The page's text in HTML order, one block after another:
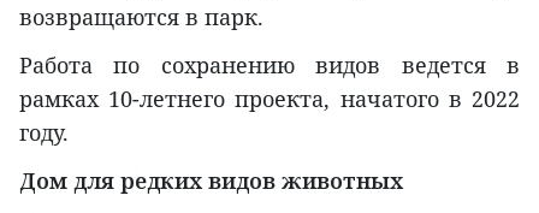
возвращаются в парк.
Работа по сохранению видов ведется в
рамках 10-летнего проекта, начатого в 2022
году.
Дом для редких видов животных